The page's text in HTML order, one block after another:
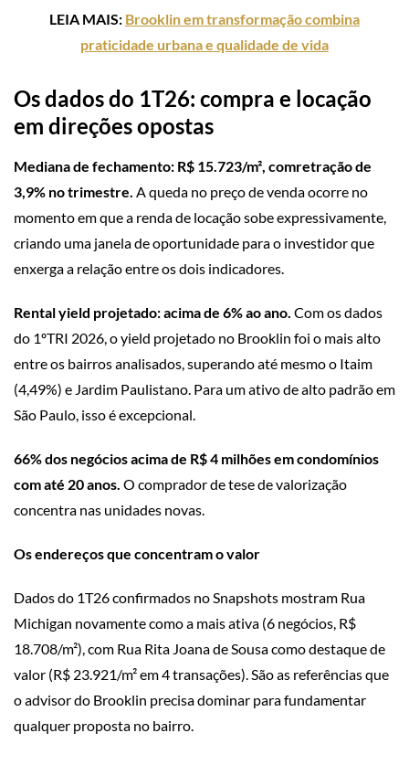
LEIA MAIS: Brooklin em transformação combina
praticidade urbana e qualidade de vida
Os dados do 1T26: compra e locação
em direções opostas
Mediana de fechamento: R$ 15.723/m², comretração de
3,9% no trimestre. A queda no preço de venda ocorre no
momento em que a renda de locação sobe expressivamente,
criando uma janela de oportunidade para o investidor que
enxerga a relação entre os dois indicadores.
Rental yield projetado: acima de 6% ao ano. Com os dados
do 1ºTRI 2026, o yield projetado no Brooklin foi o mais alto
entre os bairros analisados, superando até mesmo o Itaim
(4,49%) e Jardim Paulistano. Para um ativo de alto padrão em
São Paulo, isso é excepcional.
66% dos negócios acima de R$ 4 milhões em condomínios
com até 20 anos. O comprador de tese de valorização
concentra nas unidades novas.
Os endereços que concentram o valor
Dados do 1T26 confirmados no Snapshots mostram Rua
Michigan novamente como a mais ativa (6 negócios, R$
18.708/m²), com Rua Rita Joana de Sousa como destaque de
valor (R$ 23.921/m² em 4 transações). São as referências que
o advisor do Brooklin precisa dominar para fundamentar
qualquer proposta no bairro.